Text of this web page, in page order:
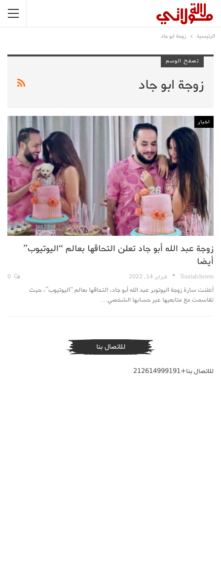
الرئيسية زوجة ابو جاد
تصفح الوسم
زوجة ابو جاد
اخبار
زوجة عبد الله أبو جاد تعلن التحاقها بعالم “اليوتيوب”
أيضا
TouriaIcherem فبراير 14, 2022
أعلنت سارة زوجة اليوتوبر عبد الله أبو جاد، التحاقها بعالم “اليوتيوب”، حيث
تقاسمت مع متابعيها عبر حسابها الشخصي…
للاتصال بنا
للاتصال بنا+212614999191